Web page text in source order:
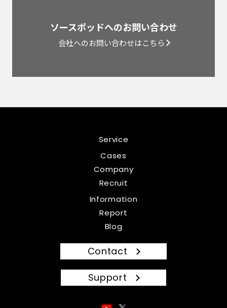
ソースポッドへのお問い合わせ
会社へのお問い合わせはこちら
Service
Cases
Company
Recruit
Information
Report
Blog
Contact
Support